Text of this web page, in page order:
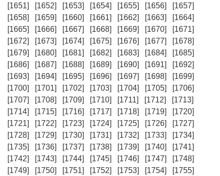
[1651]
[1652] [1653] [1654] [1655] [1656]
[1657]
[1658]
[1659] [1660] [1661] [1662] [1663]
[1664]
[1665]
[1666] [1667] [1668] [1669] [1670]
[1671]
[1672]
[1673] [1674] [1675] [1676] [1677]
[1678]
[1679]
[1680] [1681] [1682] [1683] [1684]
[1685]
[1686]
[1687] [1688] [1689] [1690] [1691]
[1692]
[1693]
[1694] [1695] [1696] [1697] [1698]
[1699]
[1700]
[1701] [1702] [1703] [1704] [1705]
[1706]
[1707]
[1708] [1709] [1710] [1711] [1712]
[1713]
[1714]
[1715] [1716] [1717] [1718] [1719]
[1720]
[1721]
[1722] [1723] [1724] [1725] [1726]
[1727]
[1728]
[1729] [1730] [1731] [1732] [1733]
[1734]
[1735]
[1736] [1737] [1738] [1739] [1740]
[1741]
[1742]
[1743] [1744] [1745] [1746] [1747]
[1748]
[1749]
[1750] [1751] [1752] [1753] [1754]
[1755]